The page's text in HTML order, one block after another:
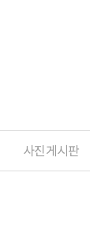
사진게시판